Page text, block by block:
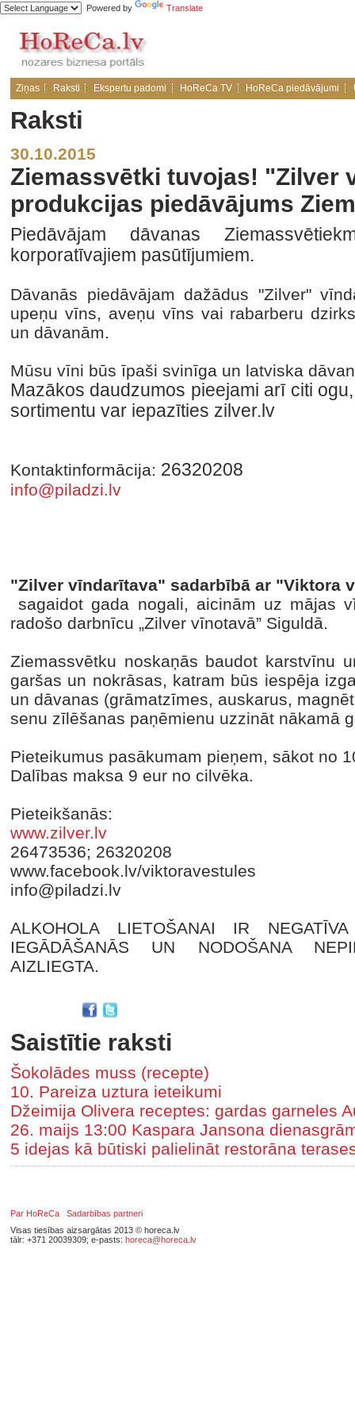
Powered by Translate
Ziņas Raksti Ekspertu padomi HoReCa TV HoReCa piedāvājumi
Raksti
30.10.2015
Ziemassvētki tuvojas! "Zilver
produkcijas piedāvājums
Piedāvājam dāvanas
korporatīvajiem pasūtījumiem.
Dāvanās piedāvājam dažādus "Zilver"
upeņu vīns, aveņu vīns vai rabarberu
un dāvanām.
Mūsu vīni būs īpaši svinīga un latviska
Mazākos daudzumos pieejami arī citi
sortimentu var iepazīties zilver.lv
Kontaktinformācija: 26320208
info@piladzi.lv
"Zilver vīndarītava" sadarbībā ar "Viktora
sagaidot gada nogali, aicinām uz mājas
radošo darbnīcu „Zilver vīnotavā” Siguldā.
Ziemassvētku noskaņās baudot karstvīnu
garšas un nokrāsas, katram būs iespēja
un dāvanas (grāmatzīmes, auskarus,
senu zīlēšanas paņēmienu uzzināt nākamā
Pieteikumus pasākumam pieņem, sākot no
Dalības maksa 9 eur no cilvēka.
Pieteikšanās:
www.zilver.lv
26473536; 26320208
www.facebook.lv/viktoravestules
info@piladzi.lv
ALKOHOLA LIETOŠANAI IR
IEGĀDĀŠANĀS UN NODOŠANA
AIZLIEGTA.
Saistītie raksti
Šokolādes muss (recepte)
10. Pareiza uztura ieteikumi
Džeimija Olivera receptes: gardas garneles
26. maijs 13:00 Kaspara Jansona
5 idejas kā būtiski palielināt restorāna
Par HoReCa
Sadarbības partneri
Visas tiesības aizsargātas 2013 © horeca.lv
tālr: +371 20039309; e-pasts: horeca@horeca.lv